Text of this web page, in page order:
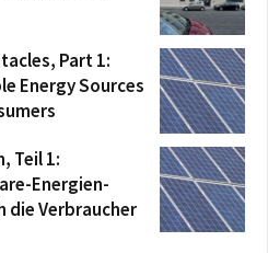
Part 1:
Energy Sources
Teil 1:
Energien-
die Verbraucher